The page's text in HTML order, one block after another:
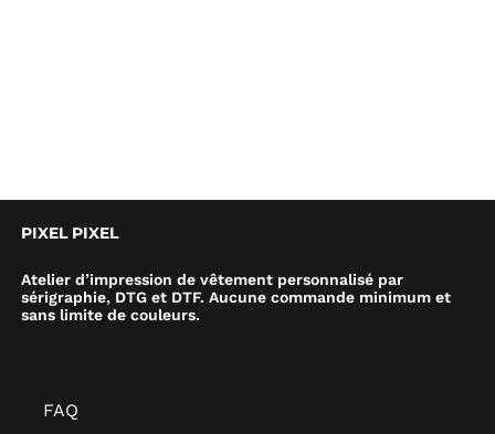
PIXEL PIXEL
Atelier d’impression de vêtement personnalisé par
sérigraphie, DTG et DTF. Aucune commande minimum et
sans limite de couleurs.
FAQ